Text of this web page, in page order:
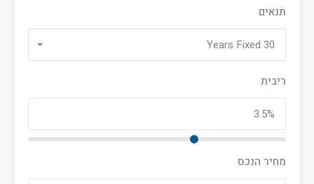
תנאים
30 Years Fixed
ריבית
מחיר הנכס